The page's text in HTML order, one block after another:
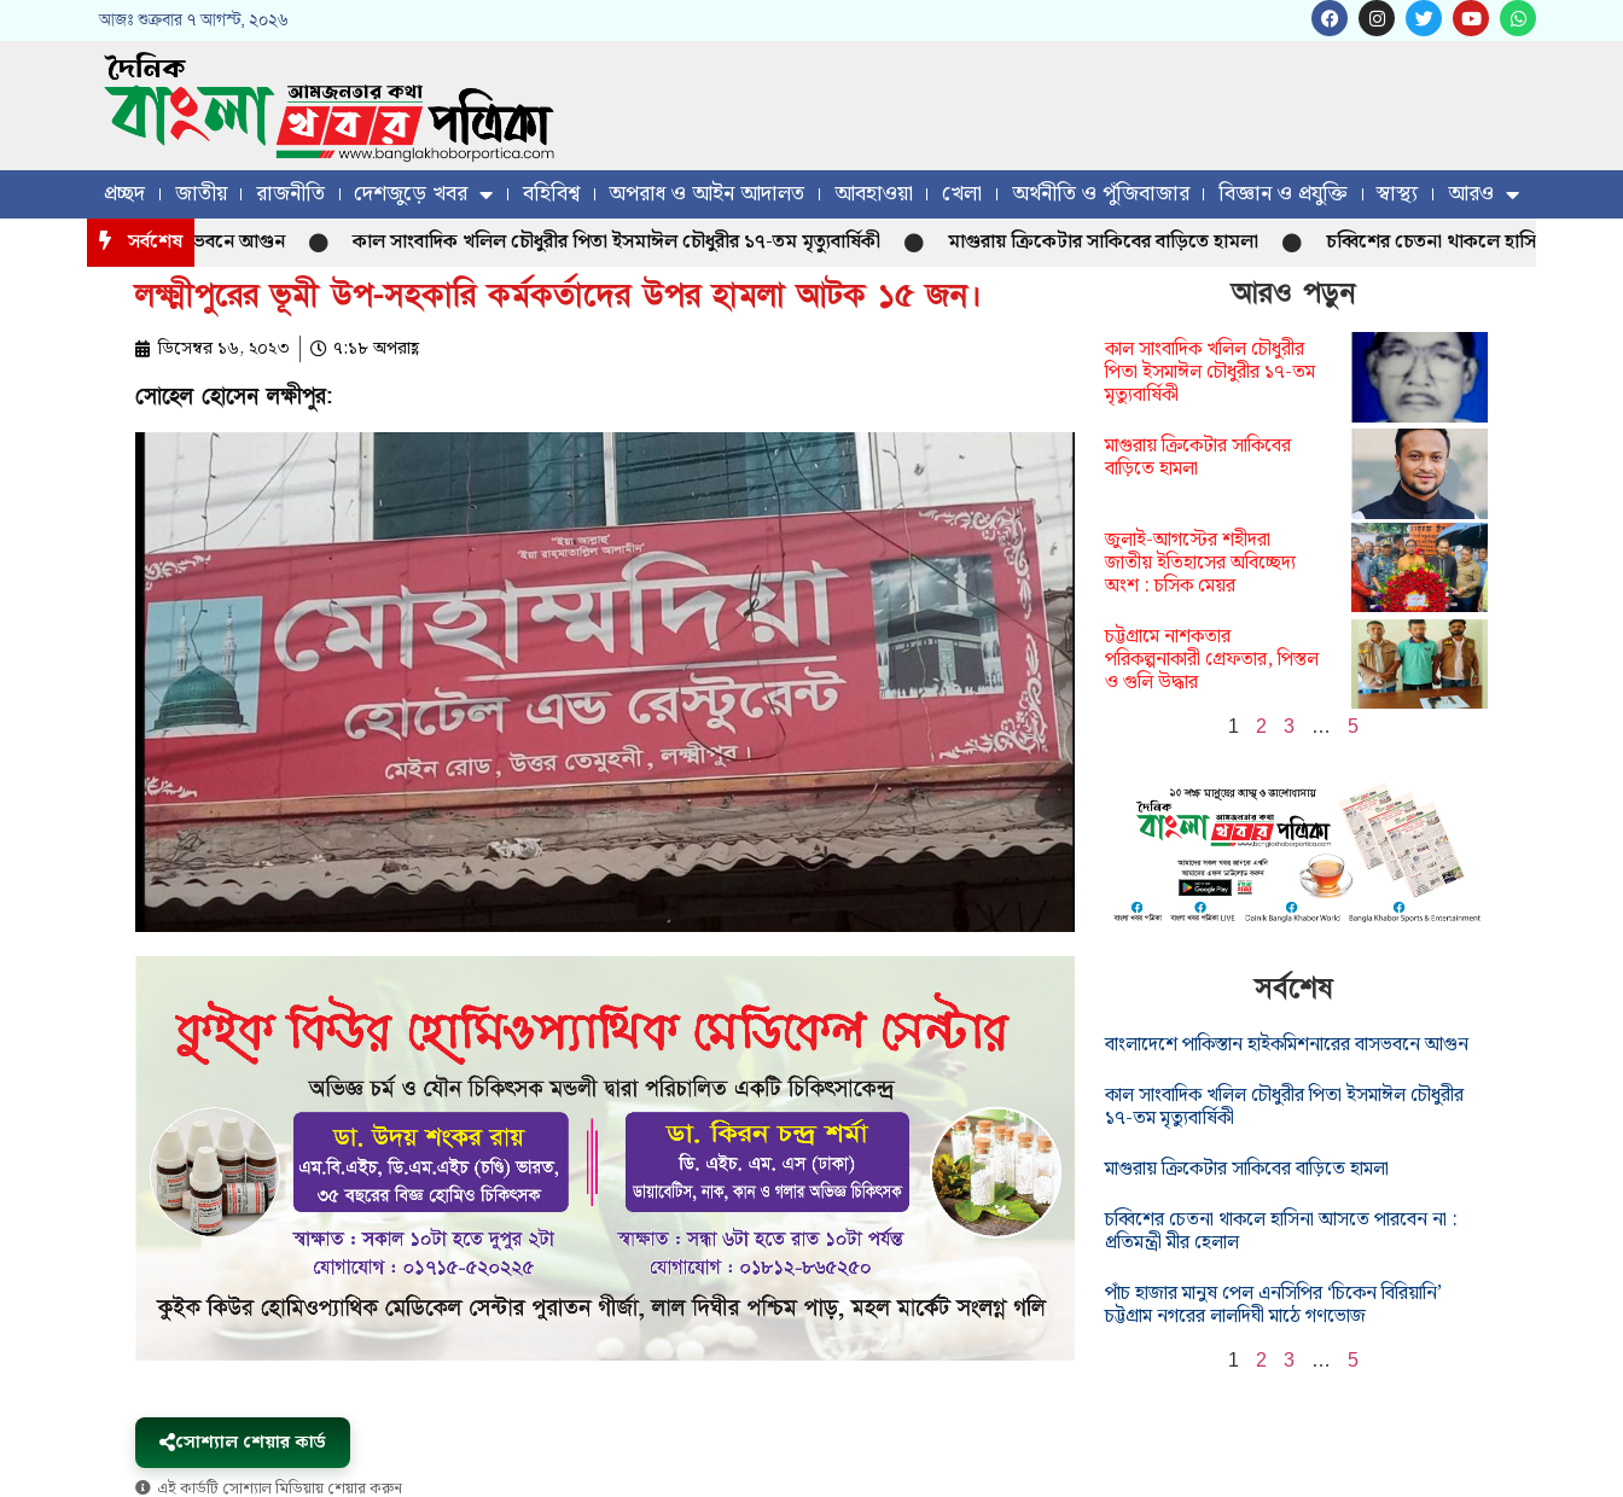
আজঃ শুক্রবার ৭ আগস্ট, ২০২৬
প্রচ্ছদ জাতীয় রাজনীতি দেশজুড়ে খবর বহিবিশ্ব অপরাধ ও আইন আদালত আবহাওয়া খেলা অর্থনীতি ও পুঁজিবাজার বিজ্ঞান ও প্রযুক্তি স্বাস্থ্য আরও
সর্বশেষ
বাসভবনে আগুন কাল সাংবাদিক খলিল চৌধুরীর পিতা ইসমাঈল চৌধুরীর ১৭-তম মৃত্যুবার্ষিকী মাগুরায় ক্রিকেটার সাকিবের বাড়িতে হামলা চব্বিশের চেতনা থাকলে হাসিনা আসতে পারবেন
লক্ষ্মীপুরের ভূমী উপ-সহকারি কর্মকর্তাদের উপর হামলা আটক ১৫ জন।
ডিসেম্বর ১৬, ২০২৩ ৭:১৮ অপরাহ্ণ
সোহেল হোসেন লক্ষীপুর:
সোশ্যাল শেয়ার কার্ড
এই কার্ডটি সোশ্যাল মিডিয়ায় শেয়ার করুন
আরও পড়ুন
কাল সাংবাদিক খলিল চৌধুরীর
পিতা ইসমাঈল চৌধুরীর ১৭-তম
মৃত্যুবার্ষিকী
মাগুরায় ক্রিকেটার সাকিবের
বাড়িতে হামলা
জুলাই-আগস্টের শহীদরা
জাতীয় ইতিহাসের অবিচ্ছেদ্য
অংশ : চসিক মেয়র
চট্টগ্রামে নাশকতার
পরিকল্পনাকারী গ্রেফতার, পিস্তল
ও গুলি উদ্ধার
1 2 3 … 5
সর্বশেষ
বাংলাদেশে পাকিস্তান হাইকমিশনারের বাসভবনে আগুন
কাল সাংবাদিক খলিল চৌধুরীর পিতা ইসমাঈল চৌধুরীর
১৭-তম মৃত্যুবার্ষিকী
মাগুরায় ক্রিকেটার সাকিবের বাড়িতে হামলা
চব্বিশের চেতনা থাকলে হাসিনা আসতে পারবেন না :
প্রতিমন্ত্রী মীর হেলাল
পাঁচ হাজার মানুষ পেল এনসিপির ‘চিকেন বিরিয়ানি’
চট্টগ্রাম নগরের লালদিঘী মাঠে গণভোজ
1 2 3 … 5